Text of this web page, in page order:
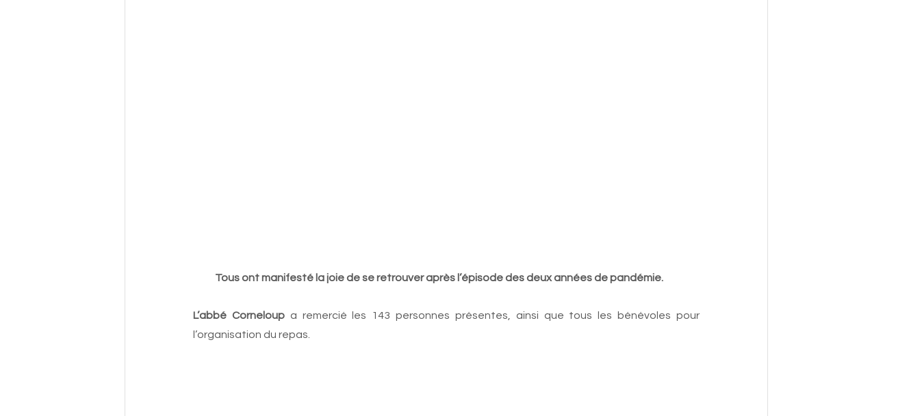
Tous ont manifesté la joie de se retrouver après l’épisode des deux années de pandémie.
L’abbé Corneloup a remercié les 143 personnes présentes, ainsi que tous les bénévoles pour
l’organisation du repas.